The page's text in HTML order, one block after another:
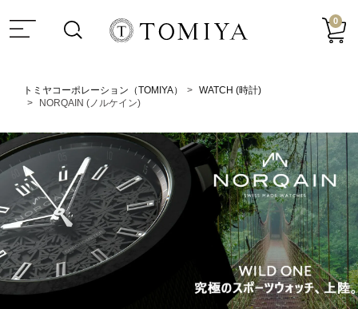
0
トミヤコーポレーション（TOMIYA）
WATCH (時計)
NORQAIN (ノルケイン)